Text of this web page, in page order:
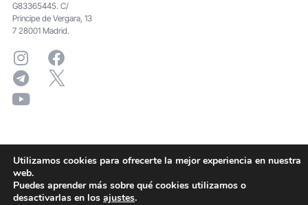
G83365445. C/
Principe de Vergara, 13
7 28001 Madrid.
Utilizamos cookies para ofrecerte la mejor experiencia en nuestra
web.
Puedes aprender más sobre qué cookies utilizamos o
desactivarlas en los ajustes.